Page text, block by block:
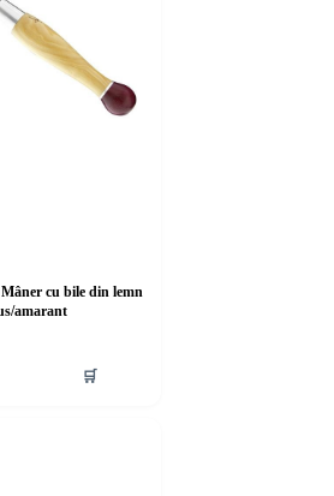
cu bile din lemn
amarant
🛒